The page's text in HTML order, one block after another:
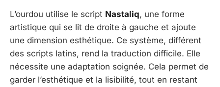
L’ourdou utilise le script Nastaliq, une forme
artistique qui se lit de droite à gauche et ajoute
une dimension esthétique. Ce système, différent
des scripts latins, rend la traduction difficile. Elle
nécessite une adaptation soignée. Cela permet de
garder l’esthétique et la lisibilité, tout en restant